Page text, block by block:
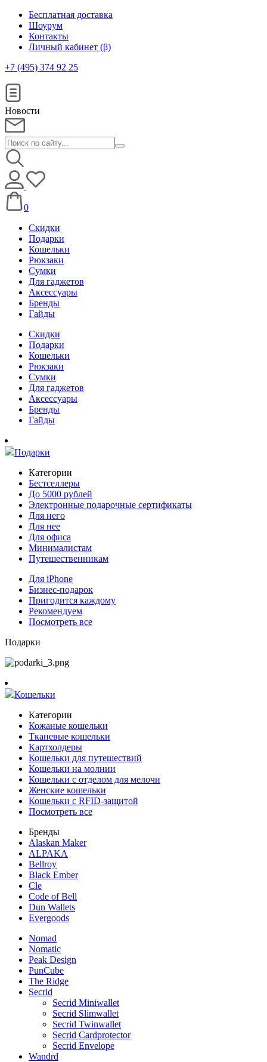
Бесплатная доставка
Шоурум
Контакты
Личный кабинет (β)
+7 (495) 374 92 25
Новости
0
Скидки
Подарки
Кошельки
Рюкзаки
Сумки
Для гаджетов
Аксессуары
Бренды
Гайды
Скидки
Подарки
Кошельки
Рюкзаки
Сумки
Для гаджетов
Аксессуары
Бренды
Гайды
Подарки
Категории
Бестселлеры
До 5000 рублей
Электронные подарочные сертификаты
Для него
Для нее
Для офиса
Минималистам
Путешественникам
Для iPhone
Бизнес-подарок
Пригодится каждому
Рекомендуем
Посмотреть все
Подарки
Кошельки
Категории
Кожаные кошельки
Тканевые кошельки
Картхолдеры
Кошельки для путешествий
Кошельки на молнии
Кошельки с отделом для мелочи
Женские кошельки
Кошельки с RFID-защитой
Посмотреть все
Бренды
Alaskan Maker
ALPAKA
Bellroy
Black Ember
Cle
Code of Bell
Dun Wallets
Evergoods
Nomad
Nomatic
Peak Design
PunCube
The Ridge
Secrid
Secrid Miniwallet
Secrid Slimwallet
Secrid Twinwallet
Secrid Cardprotector
Secrid Envelope
Wandrd